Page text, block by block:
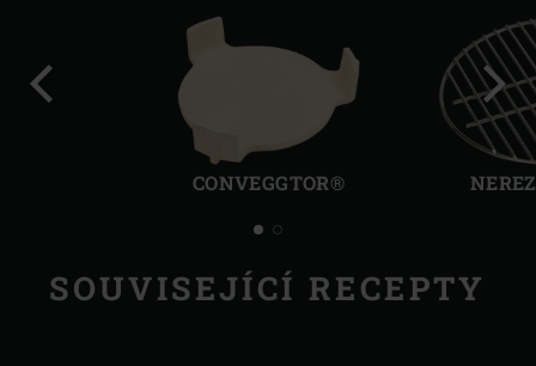
CONVEGGTOR®
Další
SOUVISEJÍCÍ RECEPTY